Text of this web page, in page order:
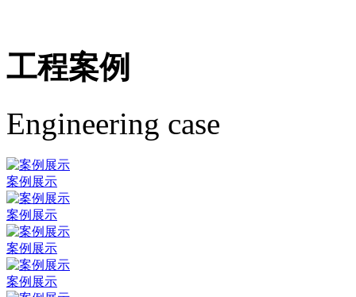
工程案例
Engineering case
案例展示
案例展示
案例展示
案例展示